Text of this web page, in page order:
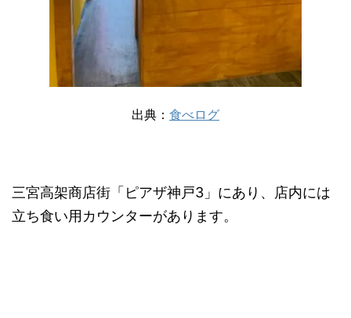
出典： 食べログ
三宮高架商店街「ピアザ神戸3」にあり、店内には
立ち食い用カウンターがあります。